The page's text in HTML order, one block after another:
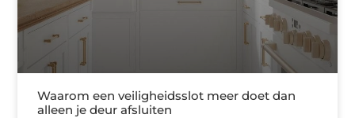
Waarom een veiligheidsslot meer doet dan
alleen je deur afsluiten